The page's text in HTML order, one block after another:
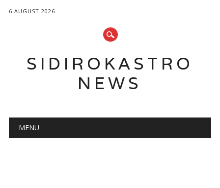
6 AUGUST 2026
SIDIROKASTRO
NEWS
Main menu
MENU